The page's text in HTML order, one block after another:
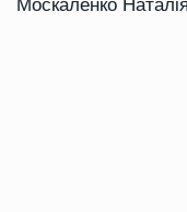
Москаленко Наталія